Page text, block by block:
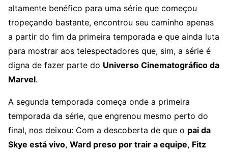
altamente benéfico para uma série que começou
tropeçando bastante, encontrou seu caminho apenas
a partir do fim da primeira temporada e que ainda luta
para mostrar aos telespectadores que, sim, a série é
digna de fazer parte do Universo Cinematográfico da
Marvel.
A segunda temporada começa onde a primeira
temporada da série, que engrenou mesmo perto do
final, nos deixou: Com a descoberta de que o pai da
Skye está vivo, Ward preso por trair a equipe, Fitz